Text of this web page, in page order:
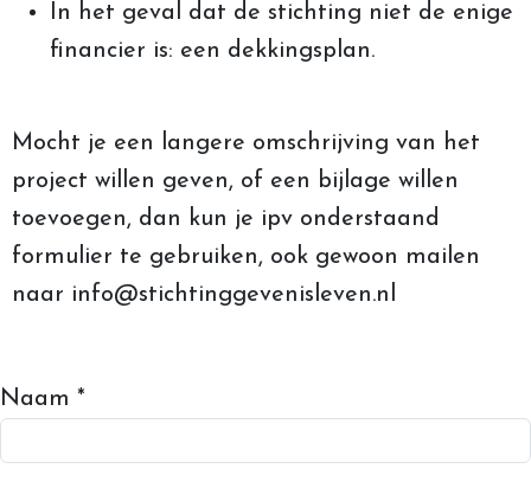
In het geval dat de stichting niet de enige
financier is: een dekkingsplan.
Mocht je een langere omschrijving van het
project willen geven, of een bijlage willen
toevoegen, dan kun je ipv onderstaand
formulier te gebruiken, ook gewoon mailen
naar info@stichtinggevenisleven.nl
Naam *